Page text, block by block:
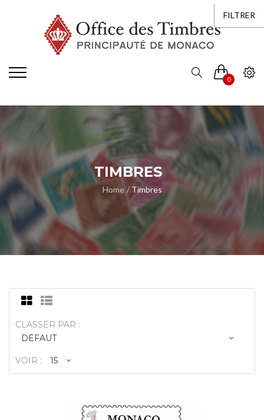
FILTRER
0
TIMBRES
Home Timbres
CLASSER PAR :
VOIR :
ARCTIA CAJA